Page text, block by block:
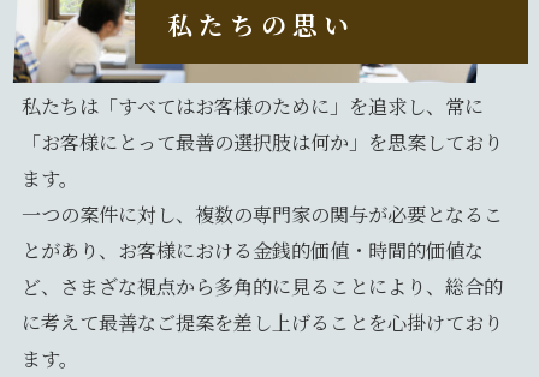
私 た ち の 思 い
私たちは「すべてはお客様のために」を追求し、常に
「お客様にとって最善の選択肢は何か」を思案しており
ます。
一つの案件に対し、複数の専門家の関与が必要となるこ
とがあり、お客様における金銭的価値・時間的価値な
ど、さまざな視点から多角的に見ることにより、総合的
に考えて最善なご提案を差し上げることを心掛けており
ます。